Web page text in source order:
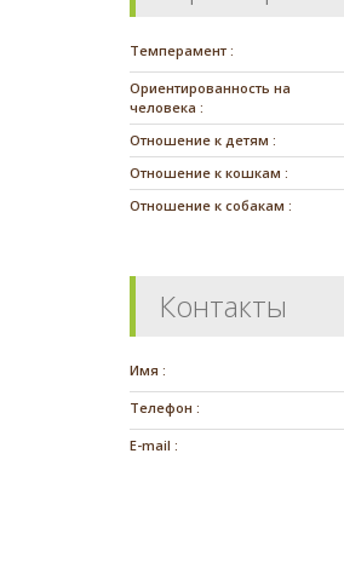
Темперамент :
Ориентированность на
человека :
Отношение к детям :
Отношение к кошкам :
Отношение к собакам :
Контакты
Имя :
Телефон :
E-mail :